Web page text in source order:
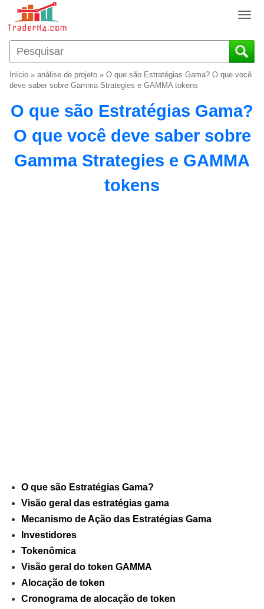
T
g
g
a
v
i
a
Início » análise de projeto » O que são Estratégias Gama? O que você
deve saber sobre Gamma Strategies e GAMMA tokens
O que são Estratégias Gama?
O que você deve saber sobre
Gamma Strategies e GAMMA
tokens
O que são Estratégias Gama?
Visão geral das estratégias gama
Mecanismo de Ação das Estratégias Gama
Investidores
Tokenômica
Visão geral do token GAMMA
Alocação de token
Cronograma de alocação de token